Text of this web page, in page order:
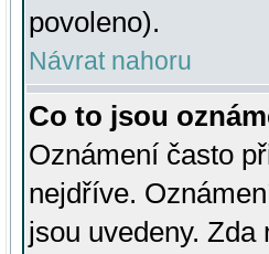
povoleno).
Návrat nahoru
Co to jsou
Oznámení často
nejdříve.
jsou uvedeny.